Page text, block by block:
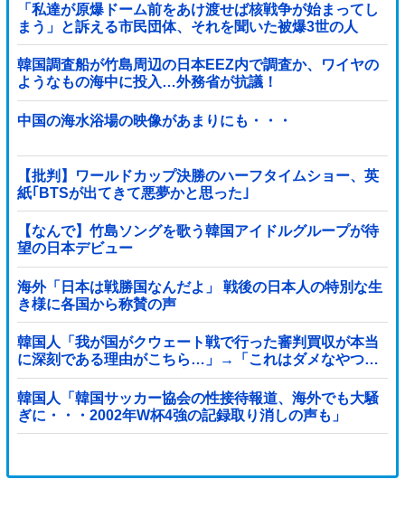
「私達が原爆ドーム前をあけ渡せば核戦争が始まってし
まう」と訴える市民団体、それを聞いた被爆3世の人
が……
韓国調査船が竹島周辺の日本EEZ内で調査か、ワイヤの
ようなもの海中に投入…外務省が抗議！
中国の海水浴場の映像があまりにも・・・
【批判】ワールドカップ決勝のハーフタイムショー、英
紙｢BTSが出てきて悪夢かと思った｣
【なんで】竹島ソングを歌う韓国アイドルグループが待
望の日本デビュー
海外「日本は戦勝国なんだよ」 戦後の日本人の特別な生
き様に各国から称賛の声
韓国人「我が国がクウェート戦で行った審判買収が本当
に深刻である理由がこちら…」→「これはダメなやつ…
（ブルブル」＝韓国の反応
韓国人「韓国サッカー協会の性接待報道、海外でも大騒
ぎに・・・2002年W杯4強の記録取り消しの声も」
→「マジで国の恥だ」「2002年まで疑う価値がある」